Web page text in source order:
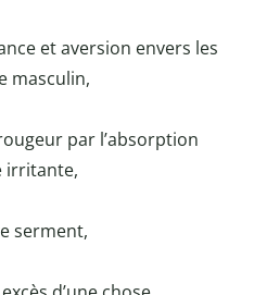
et aversion envers les
masculin,
par l’absorption
irritante,
serment,